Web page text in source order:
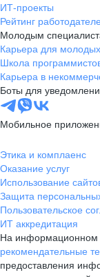
ИТ-проекты
Рейтинг
Молодым
Карьера для
Школа
Карьера в
Боты для
Мобильное
Этика и комплаенс
Оказание услуг
Использование
Защита
Пользовательское
ИТ аккредитация
На информационном
рекомендательные
предоставления